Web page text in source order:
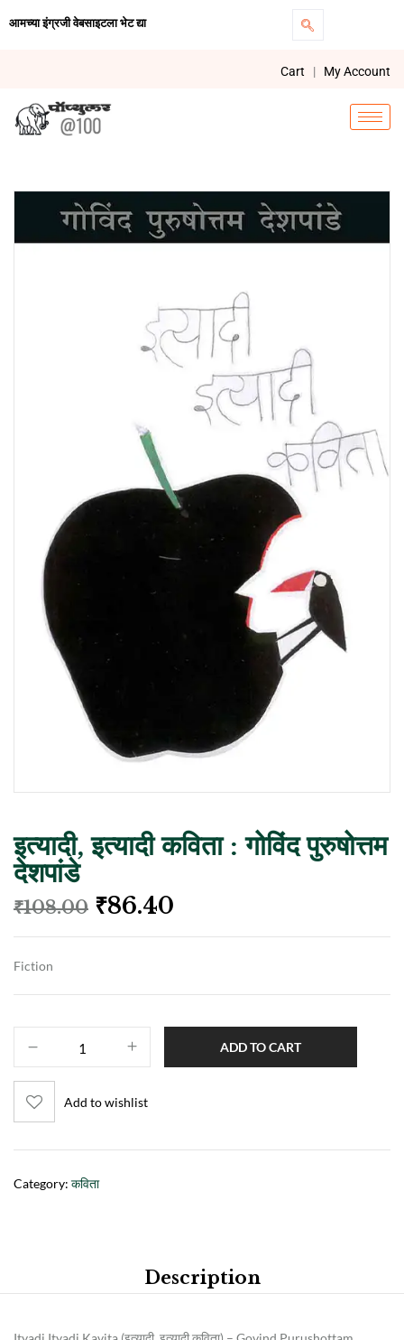
आमच्या इंग्रजी वेबसाइटला भेट द्या
Cart | My Account
इत्यादी, इत्यादी कविता : गोविंद पुरुषोत्तम
देशपांडे
₹108.00 ₹86.40
Fiction
ADD TO CART
Add to wishlist
Category: कविता
Description